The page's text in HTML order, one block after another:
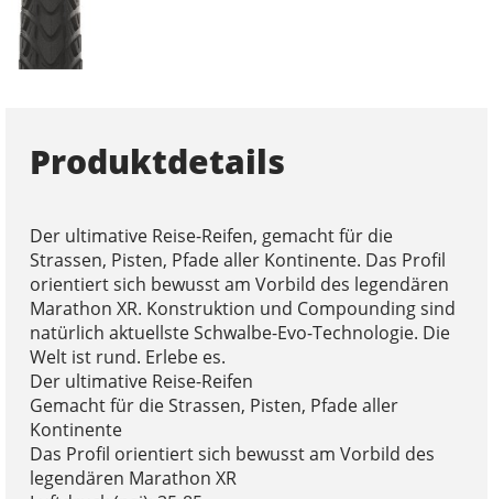
Produktdetails
Der ultimative Reise-Reifen, gemacht für die
Strassen, Pisten, Pfade aller Kontinente. Das Profil
orientiert sich bewusst am Vorbild des legendären
Marathon XR. Konstruktion und Compounding sind
natürlich aktuellste Schwalbe-Evo-Technologie. Die
Welt ist rund. Erlebe es.
Der ultimative Reise-Reifen
Gemacht für die Strassen, Pisten, Pfade aller
Kontinente
Das Profil orientiert sich bewusst am Vorbild des
legendären Marathon XR